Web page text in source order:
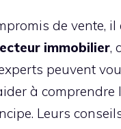
de vente,
immobilier,
peuvent
à
Leurs